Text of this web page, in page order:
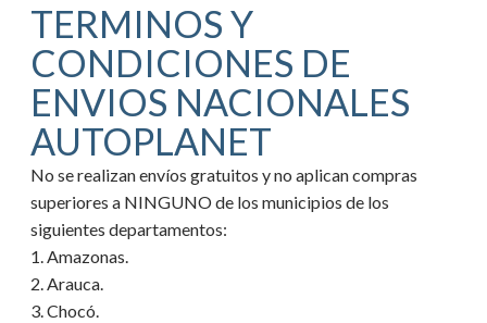
TERMINOS Y
CONDICIONES DE
ENVIOS NACIONALES
AUTOPLANET
No se realizan envíos gratuitos y no aplican compras
superiores a NINGUNO de los municipios de los
siguientes departamentos:
1. Amazonas.
2. Arauca.
3. Chocó.